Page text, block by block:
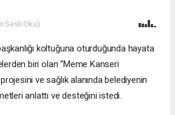
Sesli Oku)
koltuğuna oturduğunda hayata
biri olan “Meme Kanseri
ve sağlık alanında belediyenin
anlattı ve desteğini istedi.